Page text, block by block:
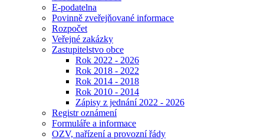
E-podatelna
Povinně zveřejňované informace
Rozpočet
Veřejné zakázky
Zastupitelstvo obce
Rok 2022 - 2026
Rok 2018 - 2022
Rok 2014 - 2018
Rok 2010 - 2014
Zápisy z jednání 2022 - 2026
Registr oznámení
Formuláře a informace
OZV, nařízení a provozní řády